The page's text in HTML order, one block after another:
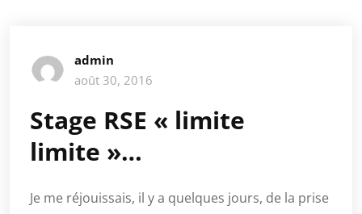
admin
août 30, 2016
Stage RSE « limite
limite »…
Je me réjouissais, il y a quelques jours, de la prise